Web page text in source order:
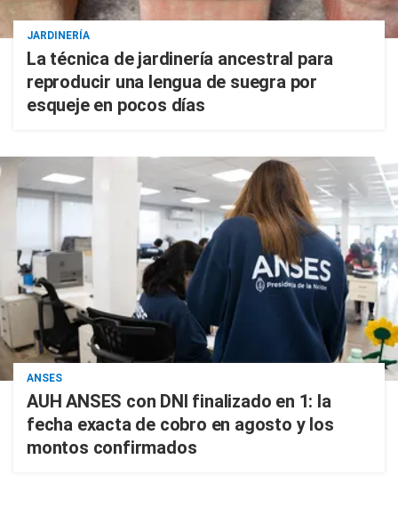
JARDINERÍA
La técnica de jardinería ancestral para
reproducir una lengua de suegra por
esqueje en pocos días
ANSES
AUH ANSES con DNI finalizado en 1: la
fecha exacta de cobro en agosto y los
montos confirmados